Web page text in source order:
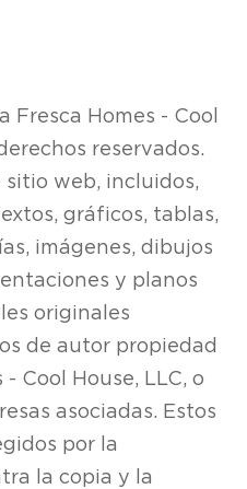
Homes - Cool
reservados.
sitio web, incluidos,
gráficos, tablas,
imágenes, dibujos
y planos
originales
de autor propiedad
Cool House, LLC, o
asociadas. Estos
por la
la copia y la